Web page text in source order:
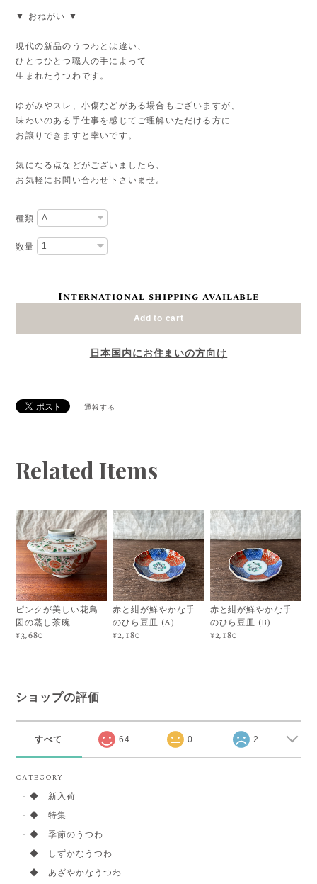
▼ おねがい ▼
現代の新品のうつわとは違い、
ひとつひとつ職人の手によって
生まれたうつわです。
ゆがみやスレ、小傷などがある場合もございますが、
味わいのある手仕事を感じてご理解いただける方に
お譲りできますと幸いです。
気になる点などがございましたら、
お気軽にお問い合わせ下さいませ。
種類
数量
International shipping available
Add to cart
日本国内にお住まいの方向け
通報する
Related Items
ピンクが美しい花鳥
図の蒸し茶碗
¥3,680
赤と紺が鮮やかな手
のひら豆皿 (A)
¥2,180
赤と紺が鮮やかな手
のひら豆皿 (B)
¥2,180
ショップの評価
すべて 64 0 2
CATEGORY
◆ 新入荷
◆ 特集
◆ 季節のうつわ
◆ しずかなうつわ
◆ あざやかなうつわ